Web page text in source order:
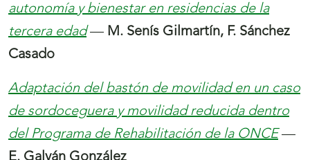
autonomía y bienestar en residencias de la
tercera edad — M. Senís Gilmartín, F. Sánchez
Casado
Adaptación del bastón de movilidad en un caso
de sordoceguera y movilidad reducida dentro
del Programa de Rehabilitación de la ONCE —